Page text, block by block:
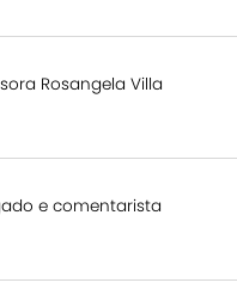
Rosangela Villa
e comentarista